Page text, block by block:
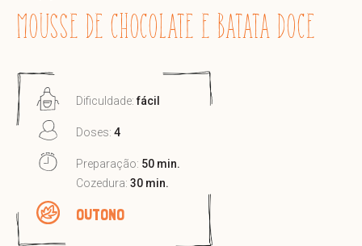
MOUSSE DE CHOCOLATE E BATATA DOCE
Dificuldade:fácil
Doses: 4
Preparação: 50 min.
Cozedura: 30 min.
OUTONO